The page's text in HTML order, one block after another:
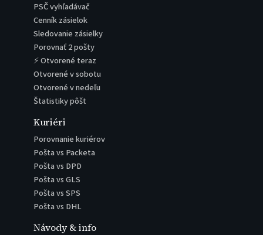
PSČ vyhľadávač
Cenník zásielok
Sledovanie zásielky
Porovnať 2 pošty
⚡ Otvorené teraz
Otvorené v sobotu
Otvorené v nedeľu
Štatistiky pôšt
Kuriéri
Porovnanie kuriérov
Pošta vs Packeta
Pošta vs DPD
Pošta vs GLS
Pošta vs SPS
Pošta vs DHL
Návody & info